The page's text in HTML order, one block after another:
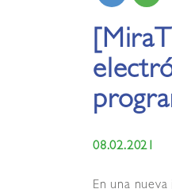
08.02.2021
En una